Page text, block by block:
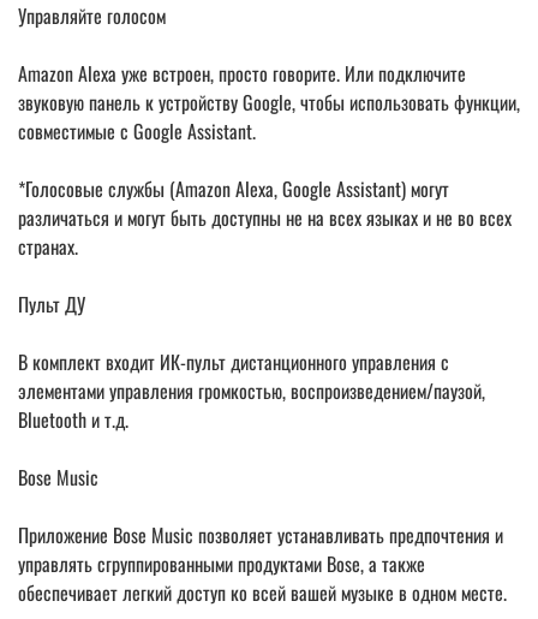
Управляйте голосом
Amazon Alexa уже встроен, просто говорите. Или подключите
звуковую панель к устройству Google, чтобы использовать функции,
совместимые с Google Assistant.
*Голосовые службы (Amazon Alexa, Google Assistant) могут
различаться и могут быть доступны не на всех языках и не во всех
странах.
Пульт ДУ
В комплект входит ИК-пульт дистанционного управления с
элементами управления громкостью, воспроизведением/паузой,
Bluetooth и т.д.
Bose Music
Приложение Bose Music позволяет устанавливать предпочтения и
управлять сгруппированными продуктами Bose, а также
обеспечивает легкий доступ ко всей вашей музыке в одном месте.